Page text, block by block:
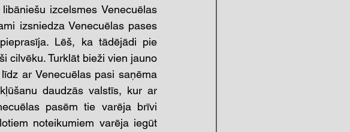
izcelsmes Venecuēlas
izsniedza Venecuēlas pases
Lēš, ka tādējādi pie
cilvēku. Turklāt bieži vien jauno
ar Venecuēlas pasi saņēma
daudzās valstīs, kur ar
pasēm tie varēja brīvi
noteikumiem varēja iegūt